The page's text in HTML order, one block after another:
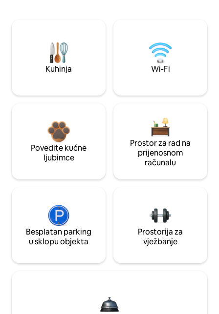
Kuhinja Wi-Fi
Povedite kućne
ljubimce
Prostor za rad na
prijenosnom
računalu
Besplatan parking
u sklopu objekta
Prostorija za
vježbanje